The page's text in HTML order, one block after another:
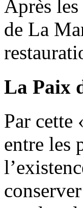
Après les
de La
La Paix
Par cette
entre les